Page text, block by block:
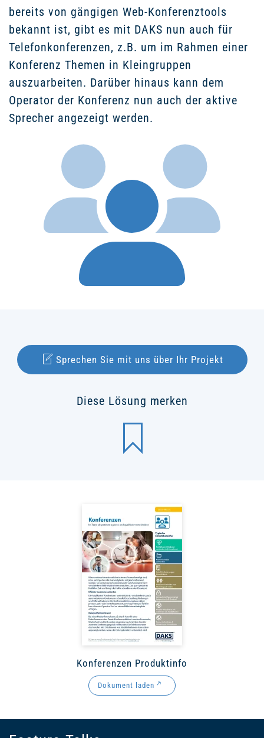
bereits von gängigen Web-Konferenztools
bekannt ist, gibt es mit DAKS nun auch für
Telefonkonferenzen, z.B. um im Rahmen einer
Konferenz Themen in Kleingruppen
auszuarbeiten. Darüber hinaus kann dem
Operator der Konferenz nun auch der aktive
Sprecher angezeigt werden.
Sprechen Sie mit uns über Ihr Projekt
Diese Lösung merken
Konferenzen Produktinfo
Dokument laden